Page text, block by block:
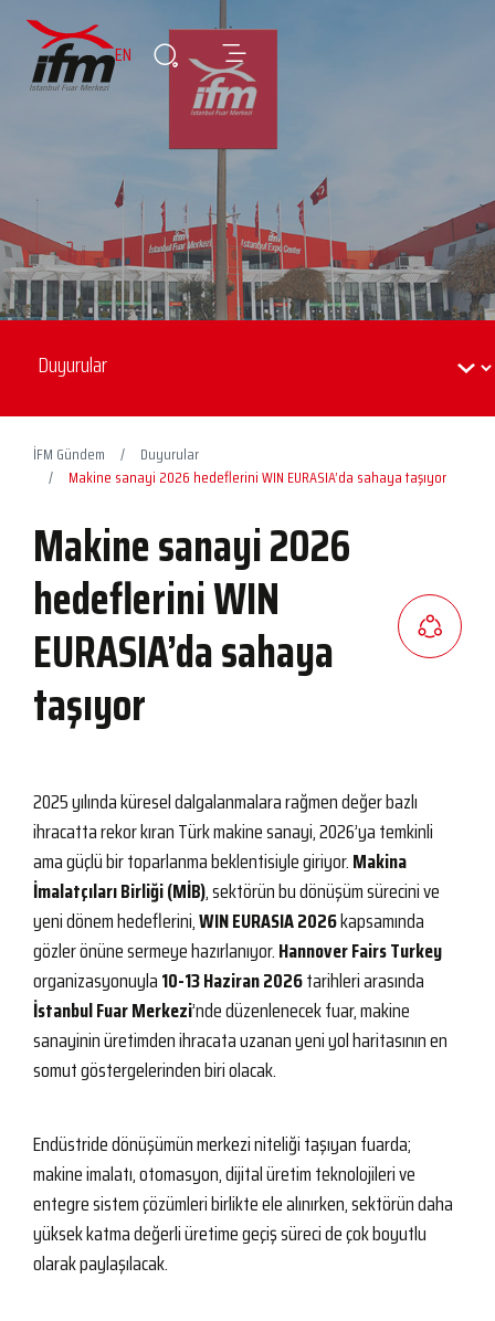
EN
İFM Gündem
Duyurular
Makine sanayi 2026 hedeflerini WIN EURASIA’da sahaya taşıyor
Makine sanayi 2026
hedeflerini WIN
EURASIA’da sahaya
taşıyor
2025 yılında küresel dalgalanmalara rağmen değer bazlı
ihracatta rekor kıran Türk makine sanayi, 2026’ya temkinli
ama güçlü bir toparlanma beklentisiyle giriyor.Makina
İmalatçıları Birliği (MİB), sektörün bu dönüşüm sürecini ve
yeni dönem hedeflerini,WIN EURASIA 2026kapsamında
gözler önüne sermeye hazırlanıyor.Hannover Fairs Turkey
organizasyonuyla10-13 Haziran 2026tarihleri arasında
İstanbul Fuar Merkezi’nde düzenlenecek fuar, makine
sanayinin üretimden ihracata uzanan yeni yol haritasının en
somut göstergelerinden biri olacak.
Endüstride dönüşümün merkezi niteliği taşıyan fuarda;
makine imalatı, otomasyon, dijital üretim teknolojileri ve
entegre sistem çözümleri birlikte ele alınırken, sektörün daha
yüksek katma değerli üretime geçiş süreci de çok boyutlu
olarak paylaşılacak.